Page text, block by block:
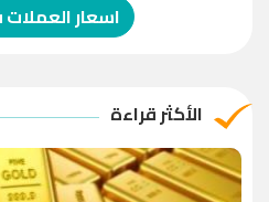
الدولار الإسترالي -1.0000
الريال القطري
الدينار الأردني
-1.0000
اسعار
الأكثر قراءة